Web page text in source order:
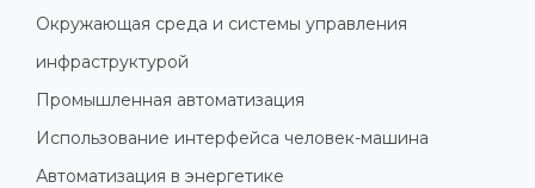
Окружающая среда и системы управления
инфраструктурой
Промышленная автоматизация
Использование интерфейса человек-машина
Автоматизация в энергетике